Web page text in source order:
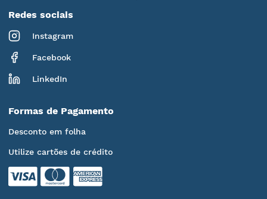
Redes sociais
Instagram
Facebook
LinkedIn
Formas de Pagamento
Desconto em folha
Utilize cartões de crédito